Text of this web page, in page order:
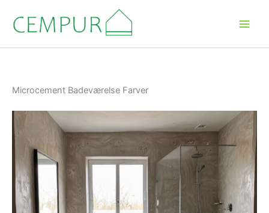
indholdet
Microcement Badeværelse Farver